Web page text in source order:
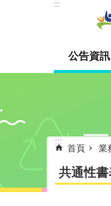
跳到主要內容區塊
:::
公告資訊
:::
首頁 業
共通性